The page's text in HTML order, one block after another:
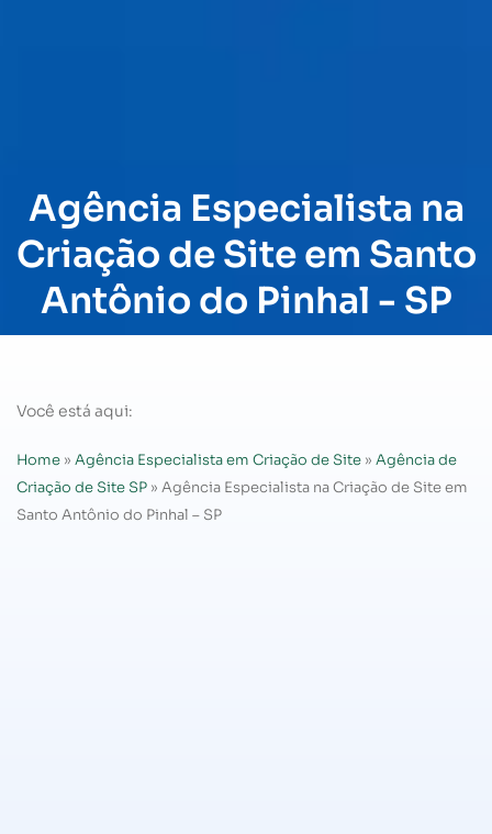
Agência Especialista na
Criação de Site em Santo
Antônio do Pinhal - SP
Você está aqui:
Home » Agência Especialista em Criação de Site » Agência de
Criação de Site SP » Agência Especialista na Criação de Site em
Santo Antônio do Pinhal – SP